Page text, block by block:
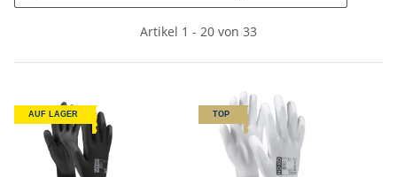
Artikel 1 - 20 von 33
AUF LAGER TOP